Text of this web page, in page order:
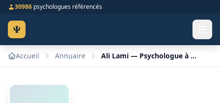
30986 psychologues référencés
Ψ
Accueil Annuaire Ali Lami — Psychologue à Montceau les Mines